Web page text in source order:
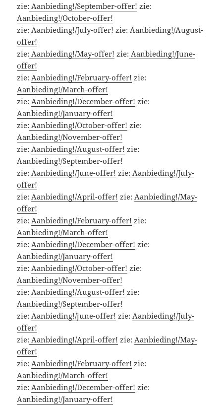
zie: Aanbieding!/September-offer! zie:
Aanbieding!/October-offer!
zie: Aanbieding!/July-offer! zie: Aanbieding!/August-
offer!
zie: Aanbieding!/May-offer! zie: Aanbieding!/June-
offer!
zie: Aanbieding!/February-offer! zie:
Aanbieding!/March-offer!
zie: Aanbieding!/December-offer! zie:
Aanbieding!/January-offer!
zie: Aanbieding!/October-offer! zie:
Aanbieding!/November-offer!
zie: Aanbieding!/August-offer! zie:
Aanbieding!/September-offer!
zie: Aanbieding!/June-offer! zie: Aanbieding!/July-
offer!
zie: Aanbieding!/April-offer! zie: Aanbieding!/May-
offer!
zie: Aanbieding!/February-offer! zie:
Aanbieding!/March-offer!
zie: Aanbieding!/December-offer! zie:
Aanbieding!/January-offer!
zie: Aanbieding!/October-offer! zie:
Aanbieding!/November-offer!
zie: Aanbieding!/August-offer! zie:
Aanbieding!/September-offer!
zie: Aanbieding!/june-offer! zie: Aanbieding!/July-
offer!
zie: Aanbieding!/April-offer! zie: Aanbieding!/May-
offer!
zie: Aanbieding!/February-offer! zie:
Aanbieding!/March-offer!
zie: Aanbieding!/December-offer! zie:
Aanbieding!/January-offer!